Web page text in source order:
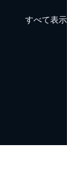
すべて表示